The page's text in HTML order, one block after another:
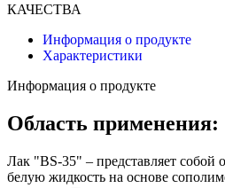
КАЧЕСТВА
Информация о продукте
Характеристики
Информация о продукте
Область применения:
Лак "BS-35" – представляет
белую жидкость на основе